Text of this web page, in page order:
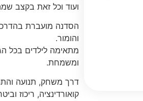
ועוד וכל זאת בקצב
הסדנה מועברת
והומור.
מתאימה לילדים בכל
ומשמחת.
דרך משחק, תנועה
קואורדינציה, ריכוז